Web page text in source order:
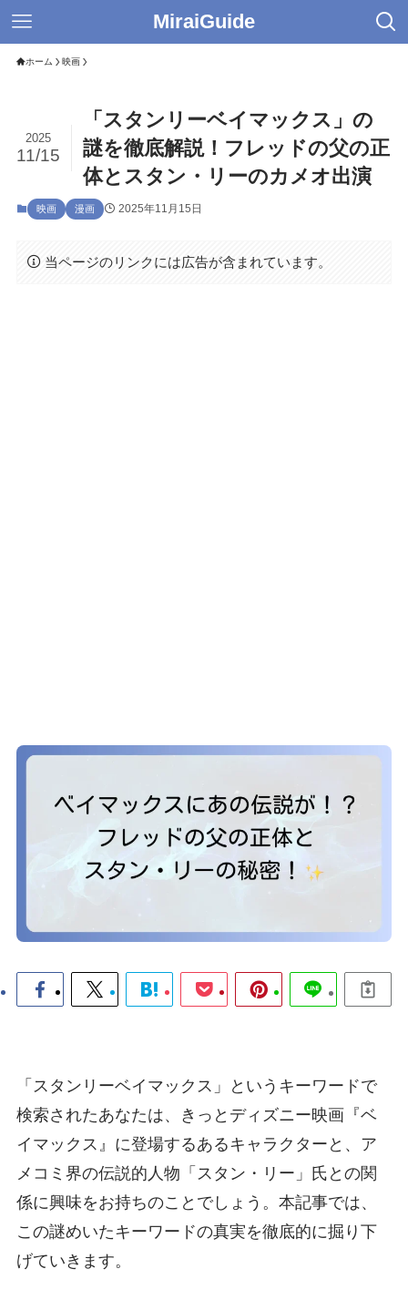
MiraiGuide
ホーム 映画
「スタンリーベイマックス」の
謎を徹底解説！フレッドの父の正
体とスタン・リーのカメオ出演
2025
11/15
映画 漫画 2025年11月15日
当ページのリンクには広告が含まれています。
「スタンリーベイマックス」というキーワードで
検索されたあなたは、きっとディズニー映画『ベ
イマックス』に登場するあるキャラクターと、ア
メコミ界の伝説的人物「スタン・リー」氏との関
係に興味をお持ちのことでしょう。本記事では、
この謎めいたキーワードの真実を徹底的に掘り下
げていきます。